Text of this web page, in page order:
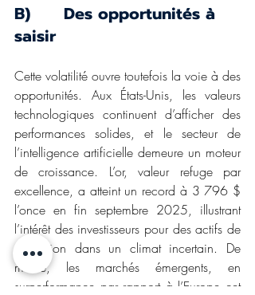
B)      Des opportunités à
saisir
Cette volatilité ouvre toutefois la voie à des
opportunités. Aux États-Unis, les valeurs
technologiques continuent d’afficher des
performances solides, et le secteur de
l’intelligence artificielle demeure un moteur
de croissance. L’or, valeur refuge par
excellence, a atteint un record à 3 796 $
l’once en fin septembre 2025, illustrant
l’intérêt des investisseurs pour des actifs de
protection dans un climat incertain. De
même, les marchés émergents, en
surperformance par rapport à l’Europe cet